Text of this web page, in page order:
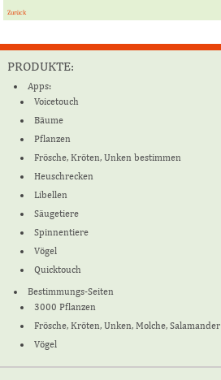
Zurück
PRODUKTE:
Apps:
Voicetouch
Bäume
Pflanzen
Frösche, Kröten, Unken bestimmen
Heuschrecken
Libellen
Säugetiere
Spinnentiere
Vögel
Quicktouch
Bestimmungs-Seiten
3000 Pflanzen
Frösche, Kröten, Unken, Molche, Salamander
Vögel